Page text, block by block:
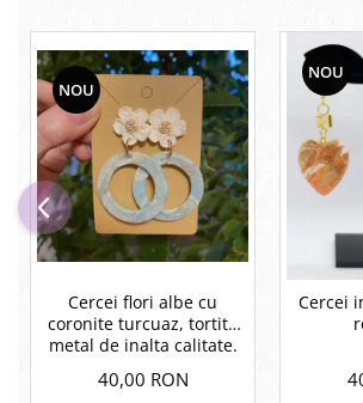
NOU
Cercei flori albe cu
coronite turcuaz, tortite
metal de inalta calitate.
40,00 RON
NOU
Cercei